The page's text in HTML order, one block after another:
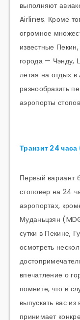
выполняют
Airlines. Кроме
огромное
известные
города — Чэнду,
летая на отдых в
разнообразить
аэропорты
Транзит 24 часа
Первый вариант
стоповер на 24
аэропортах,
Муданьцзян
сутки в Пекине,
осмотреть
впечатление о
помните, что в
выпускать вас
принимает